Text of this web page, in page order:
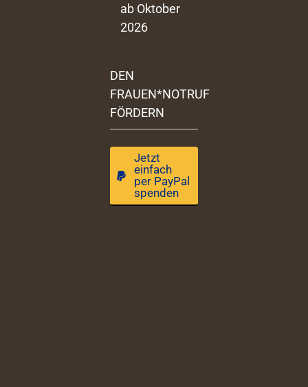
ab Oktober
2026
DEN
FRAUEN*NOTRUF
FÖRDERN
Jetzt
einfach
per PayPal
spenden